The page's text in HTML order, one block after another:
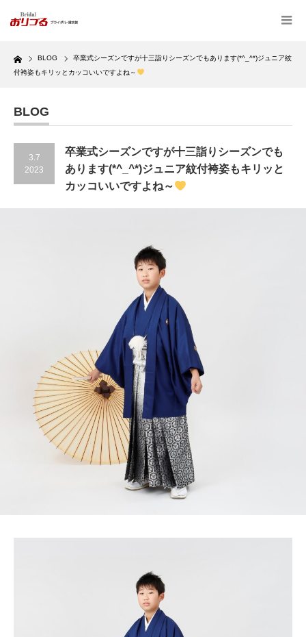
Home BLOG
卒業式シーズンですが十三詣りシーズンでもあります(*^_^*)ジュニア紋
付袴姿もキリッとカッコいいですよね～
BLOG
3.7
2023
卒業式シーズンですが十三詣りシーズンでも
あります(*^_^*)ジュニア紋付袴姿もキリッと
カッコいいですよね～